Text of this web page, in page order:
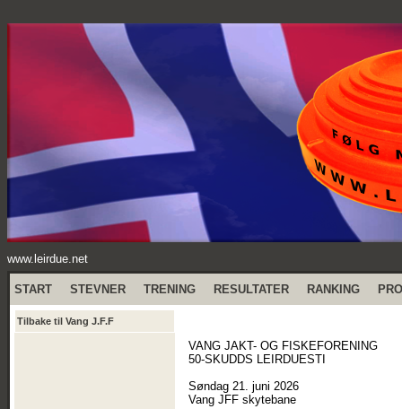
www.leirdue.net
START STEVNER TRENING RESULTATER RANKING
Tilbake til Vang J.F.F
VANG JAKT- OG FISKEFORENING
50-SKUDDS LEIRDUESTI
Søndag 21. juni 2026
Vang JFF skytebane